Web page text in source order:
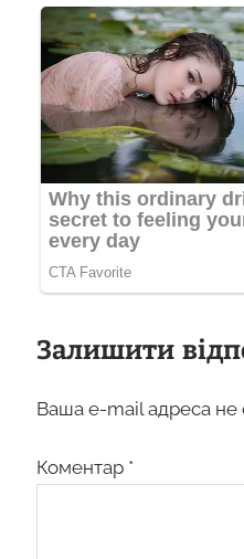
Залишити
Ваша e-mail адреса
Коментар *